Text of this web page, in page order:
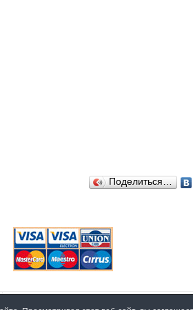
Поделиться…
Пользовательское